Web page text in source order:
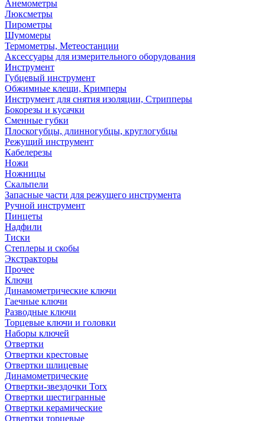
Анемометры
Люксметры
Пирометры
Шумомеры
Термометры, Метеостанции
Аксессуары для измерительного оборудования
Инструмент
Губцевый инструмент
Обжимные клещи, Кримперы
Инструмент для снятия изоляции, Стрипперы
Бокорезы и кусачки
Сменные губки
Плоскогубцы, длинногубцы, круглогубцы
Режущий инструмент
Кабелерезы
Ножи
Ножницы
Скальпели
Запасные части для режущего инструмента
Ручной инструмент
Пинцеты
Надфили
Тиски
Степлеры и скобы
Экстракторы
Прочее
Ключи
Динамометрические ключи
Гаечные ключи
Разводные ключи
Торцевые ключи и головки
Наборы ключей
Отвертки
Отвертки крестовые
Отвертки шлицевые
Динамометрические
Отвертки-звездочки Torx
Отвертки шестигранные
Отвертки керамические
Отвертки торцевые